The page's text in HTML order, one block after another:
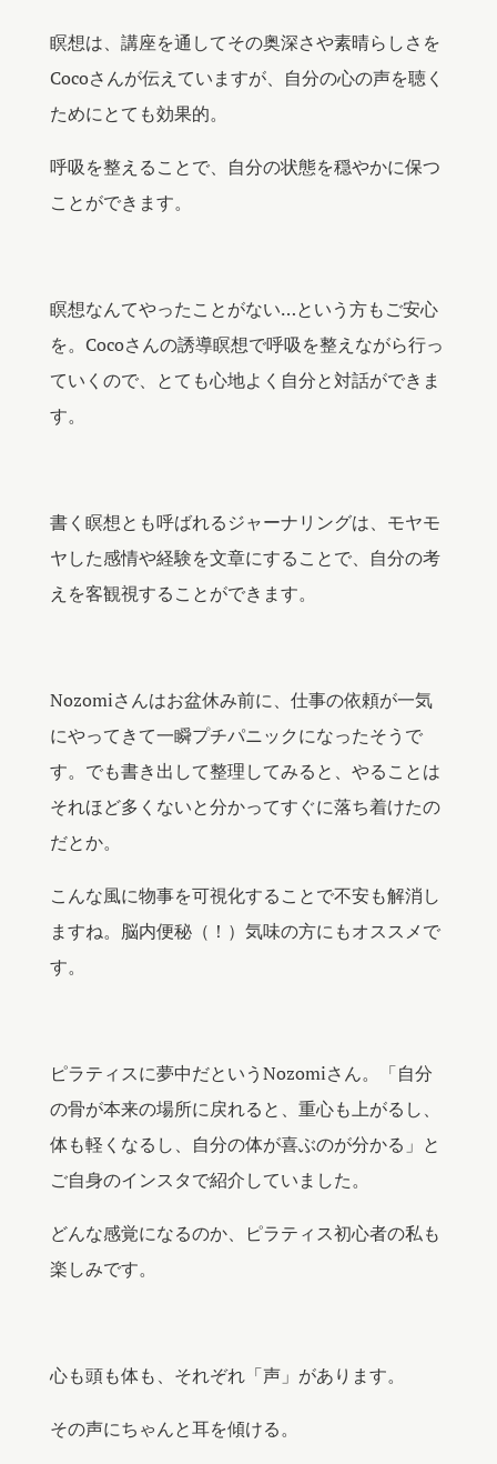
瞑想は、講座を通してその奥深さや素晴らしさを
Cocoさんが伝えていますが、自分の心の声を聴く
ためにとても効果的。
呼吸を整えることで、自分の状態を穏やかに保つ
ことができます。
瞑想なんてやったことがない…という方もご安心
を。Cocoさんの誘導瞑想で呼吸を整えながら行っ
ていくので、とても心地よく自分と対話ができま
す。
書く瞑想とも呼ばれるジャーナリングは、モヤモ
ヤした感情や経験を文章にすることで、自分の考
えを客観視することができます。
Nozomiさんはお盆休み前に、仕事の依頼が一気
にやってきて一瞬プチパニックになったそうで
す。でも書き出して整理してみると、やることは
それほど多くないと分かってすぐに落ち着けたの
だとか。
こんな風に物事を可視化することで不安も解消し
ますね。脳内便秘（！）気味の方にもオススメで
す。
ピラティスに夢中だというNozomiさん。「自分
の骨が本来の場所に戻れると、重心も上がるし、
体も軽くなるし、自分の体が喜ぶのが分かる」と
ご自身のインスタで紹介していました。
どんな感覚になるのか、ピラティス初心者の私も
楽しみです。
心も頭も体も、それぞれ「声」があります。
その声にちゃんと耳を傾ける。